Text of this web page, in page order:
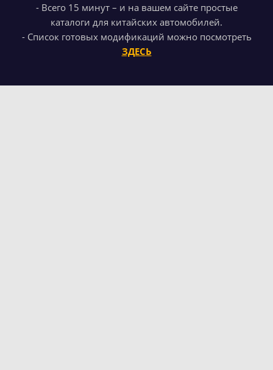
- Всего 15 минут – и на вашем сайте простые
каталоги для китайских автомобилей.
- Список готовых модификаций можно посмотреть
ЗДЕСЬ